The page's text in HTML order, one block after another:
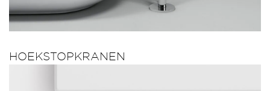
HOEKSTOPKRANEN